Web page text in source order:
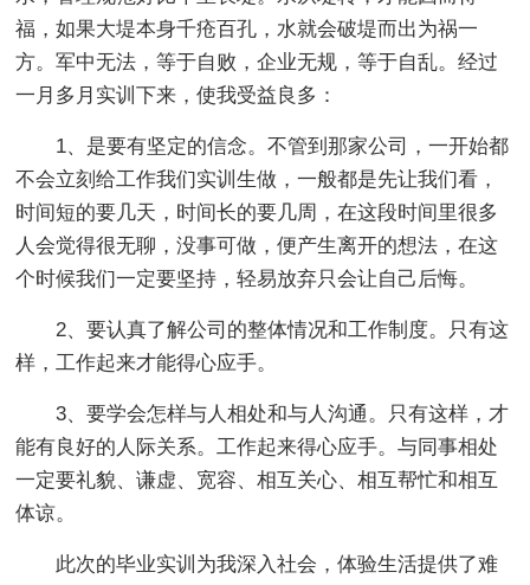
福，如果大堤本身千疮百孔，水就会破堤而出为祸一
方。军中无法，等于自败，企业无规，等于自乱。经过
一月多月实训下来，使我受益良多：
1、是要有坚定的信念。不管到那家公司，一开始都
不会立刻给工作我们实训生做，一般都是先让我们看，
时间短的要几天，时间长的要几周，在这段时间里很多
人会觉得很无聊，没事可做，便产生离开的想法，在这
个时候我们一定要坚持，轻易放弃只会让自己后悔。
2、要认真了解公司的整体情况和工作制度。只有这
样，工作起来才能得心应手。
3、要学会怎样与人相处和与人沟通。只有这样，才
能有良好的人际关系。工作起来得心应手。与同事相处
一定要礼貌、谦虚、宽容、相互关心、相互帮忙和相互
体谅。
此次的毕业实训为我深入社会，体验生活提供了难